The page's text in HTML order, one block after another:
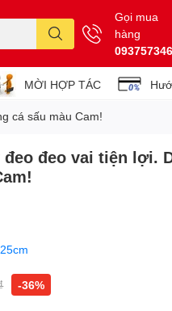
Gọi mua
hàng
MỜI HỢP TÁC
cá sấu màu Cam!
đeo vai tiện lợi.
-36%